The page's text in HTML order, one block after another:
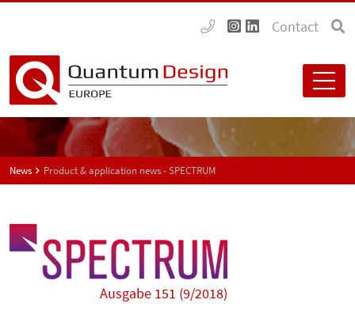
Contact
News Product & application news - SPECTRUM
Ausgabe 151 (9/2018)